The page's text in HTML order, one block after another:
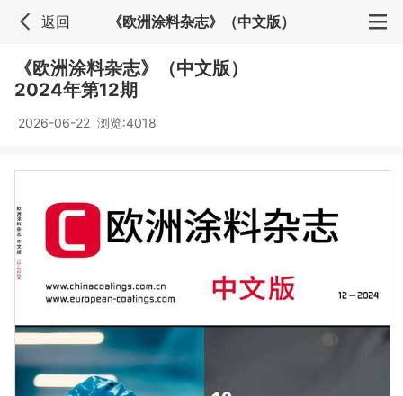
返回 《欧洲涂料杂志》（中文版）
《欧洲涂料杂志》（中文版）
2024年第12期
2026-06-22 浏览:4018